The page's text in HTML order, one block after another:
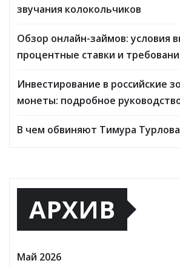
звучания колокольчиков
Обзор онлайн-займов: условия
процентные ставки и
Инвестирование в российские
монеты: подробное
В чем обвиняют Тимура
АРХИВ
Май 2026